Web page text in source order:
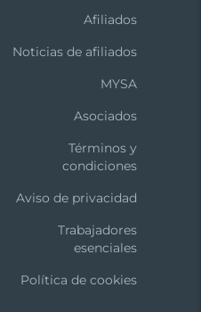
Afiliados
Noticias de afiliados
MYSA
Asociados
Términos y
condiciones
Aviso de privacidad
Trabajadores
esenciales
Política de cookies